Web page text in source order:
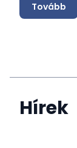
Tovább
Hírek